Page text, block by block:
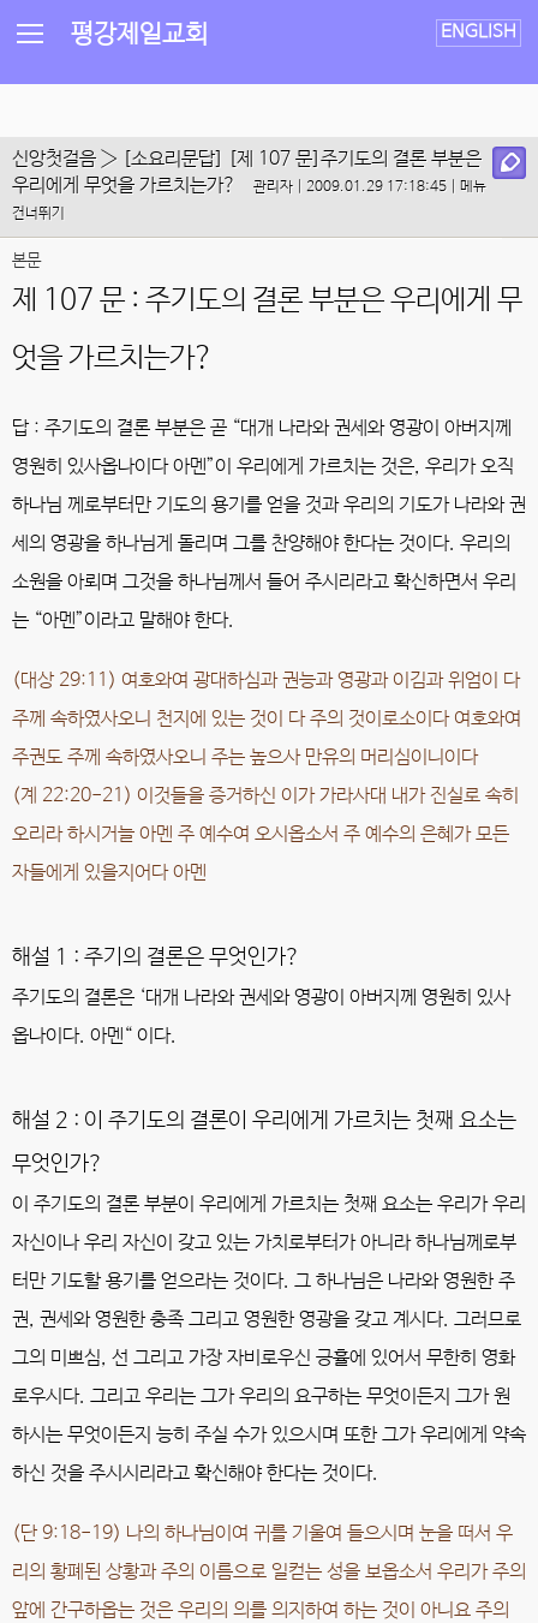
평강제일교회 ENGLISH
신앙첫걸음› [소요리문답] [제 107 문]주기도의 결론 부분은
우리에게 무엇을 가르치는가?
관리자 | 2009.01.29 17:18:45 | 메뉴
건너뛰기
본문
제 107 문 : 주기도의 결론 부분은 우리에게 무
엇을 가르치는가?
답 : 주기도의 결론 부분은 곧 “대개 나라와 권세와 영광이 아버지께
영원히 있사옵나이다 아멘”이 우리에게 가르치는 것은, 우리가 오직
하나님 께로부터만 기도의 용기를 얻을 것과 우리의 기도가 나라와 권
세의 영광을 하나님게 돌리며 그를 찬양해야 한다는 것이다. 우리의
소원을 아뢰며 그것을 하나님께서 들어 주시리라고 확신하면서 우리
는 “아멘”이라고 말해야 한다.
(대상 29:11) 여호와여 광대하심과 권능과 영광과 이김과 위엄이 다
주께 속하였사오니 천지에 있는 것이 다 주의 것이로소이다 여호와여
주권도 주께 속하였사오니 주는 높으사 만유의 머리심이니이다
(계 22:20-21) 이것들을 증거하신 이가 가라사대 내가 진실로 속히
오리라 하시거늘 아멘 주 예수여 오시옵소서 주 예수의 은혜가 모든
자들에게 있을지어다 아멘
해설 1 : 주기의 결론은 무엇인가?
주기도의 결론은 ‘대개 나라와 권세와 영광이 아버지께 영원히 있사
옵나이다. 아멘“ 이다.
해설 2 : 이 주기도의 결론이 우리에게 가르치는 첫째 요소는
무엇인가?
이 주기도의 결론 부분이 우리에게 가르치는 첫째 요소는 우리가 우리
자신이나 우리 자신이 갖고 있는 가치로부터가 아니라 하나님께로부
터만 기도할 용기를 얻으라는 것이다. 그 하나님은 나라와 영원한 주
권, 권세와 영원한 충족 그리고 영원한 영광을 갖고 계시다. 그러므로
그의 미쁘심, 선 그리고 가장 자비로우신 긍휼에 있어서 무한히 영화
로우시다. 그리고 우리는 그가 우리의 요구하는 무엇이든지 그가 원
하시는 무엇이든지 능히 주실 수가 있으시며 또한 그가 우리에게 약속
하신 것을 주시시리라고 확신해야 한다는 것이다.
(단 9:18-19) 나의 하나님이여 귀를 기울여 들으시며 눈을 떠서 우
리의 황폐된 상황과 주의 이름으로 일컫는 성을 보옵소서 우리가 주의
앞에 간구하옵는 것은 우리의 의를 의지하여 하는 것이 아니요 주의